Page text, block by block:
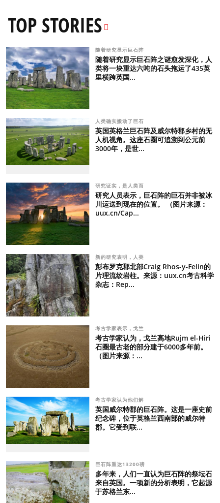
TOP STORIES
随着研究显示巨石阵
随着研究显示巨石阵之谜愈发深化，人
类将一块重达六吨的石头拖运了435英
里横跨英国...
人类确实搬动了巨石
英国英格兰巨石阵及威尔特郡乡村的无
人机视角。这座石圈可追溯到公元前
3000年，是世...
研究证实，是人类而
研究人员表示，巨石阵的巨石并非被冰
川运送到现在的位置。 （图片来源：
uux.cn/Cap...
新的研究表明，人类
彭布罗克郡北部Craig Rhos-y-Felin的
片理流纹岩柱。来源：uux.cn考古科学
杂志：Rep...
考古学家表示，戈兰
考古学家认为，戈兰高地Rujm el-Hiri
石圈最古老的部分建于6000多年前。
（图片来源：...
考古学家认为他们解
英国威尔特郡的巨石阵。这是一座史前
纪念碑，位于英格兰西南部的威尔特
郡。它受到联...
巨石阵重达13200磅
多年来，人们一直认为巨石阵的祭坛石
来自英国。一项新的分析表明，它起源
于苏格兰东...